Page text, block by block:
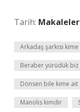
Tarih: Makaleler
Arkadaş şarkısı
Beraber yürüdük biz
Dönsen bile kime ait
Manolis kimdir